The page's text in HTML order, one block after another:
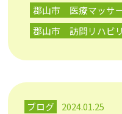
郡山市 医療マッサ
郡山市 訪問リハビ
ブログ 2024.01.25